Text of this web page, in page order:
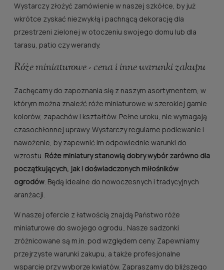
Wystarczy złożyć zamówienie w naszej szkółce, by już
wkrótce zyskać niezwykłą i pachnącą dekorację dla
przestrzeni zielonej w otoczeniu swojego domu lub dla
tarasu, patio czy werandy.
Róże miniaturowe - cena i inne warunki zakupu
Zachęcamy do zapoznania się z naszym asortymentem, w
którym można znaleźć róże miniaturowe w szerokiej gamie
kolorów, zapachów i kształtów. Pełne uroku, nie wymagają
czasochłonnej uprawy. Wystarczy regularne podlewanie i
nawożenie, by zapewnić im odpowiednie warunki do
wzrostu. Róże miniatury stanowią dobry wybór zarówno dla
początkujących, jak i doświadczonych miłośników
ogrodów. Będą idealne do nowoczesnych i tradycyjnych
aranżacji.
W naszej ofercie z łatwością znajdą Państwo róże
miniaturowe do swojego ogrodu.. Nasze sadzonki
zróżnicowane są m.in. pod względem ceny. Zapewniamy
przejrzyste warunki zakupu, a także profesjonalne
wsparcie przy wyborze kwiatów. Zapraszamy do bliższego